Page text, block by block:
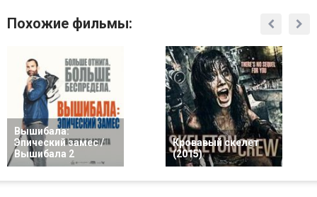
Похожие фильмы:
Вышибала:
Эпический замес /
Вышибала 2
Кровавый скелет
(2015)